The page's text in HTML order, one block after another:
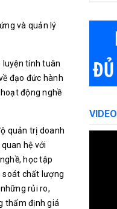
và quản lý
luyện tính tuân
đạo đức hành
động nghề
quản trị doanh
hệ với
học tập
soát chất lượng
rủi ro,
thẩm định giá
VIDEO